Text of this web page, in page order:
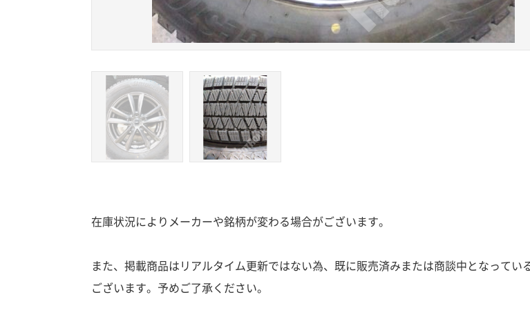
在庫状況によりメーカーや銘柄が変わる場合がございます。
また、掲載商品はリアルタイム更新ではない為、既に販売済みまたは商談中となってい
ございます。予めご了承ください。